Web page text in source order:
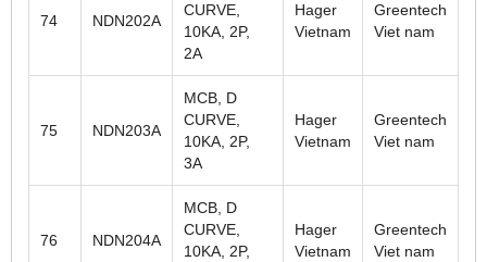
74 NDN202A
CURVE,
10KA, 2P,
2A
Hager
Vietnam
Greentech
Viet nam
75 NDN203A
MCB, D
CURVE,
10KA, 2P,
3A
Hager
Vietnam
Greentech
Viet nam
76 NDN204A
MCB, D
CURVE,
10KA, 2P,
Hager
Vietnam
Greentech
Viet nam